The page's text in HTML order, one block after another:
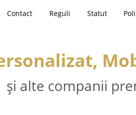
Contact Reguli Statut
și alte companii